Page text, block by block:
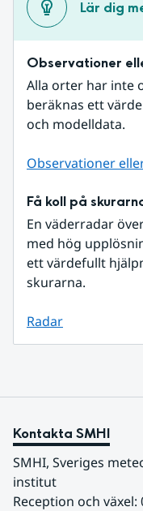
Lär dig
Observationer
Alla orter har inte
beräknas ett
och modelldata.
Observationer
Få koll på
En väderradar
med hög
ett värdefullt
skurarna.
Radar
Kontakta SMHI
SMHI, Sveriges
institut
Reception och växel: